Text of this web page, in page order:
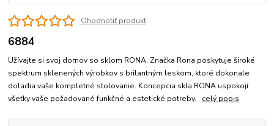
Ohodnotiť produkt
6884
Užívajte si svoj domov so sklom RONA. Značka Rona poskytuje široké
spektrum sklenených výrobkov s brilantným leskom, ktoré dokonale
doladia vaše kompletné stolovanie. Koncepcia skla RONA uspokojí
všetky vaše požadované funkčné a estetické potreby. celý popis